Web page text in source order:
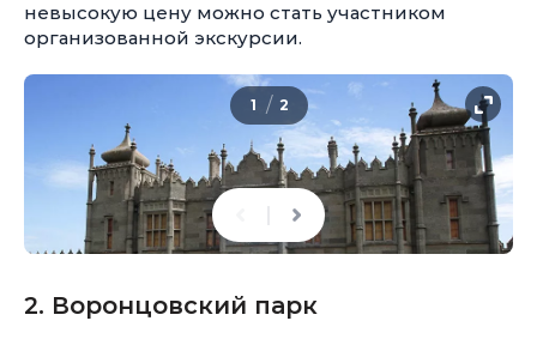
невысокую цену можно стать участником
организованной экскурсии.
1 / 2
2. Воронцовский парк